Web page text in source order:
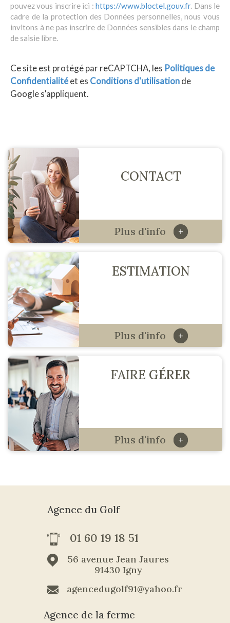
pouvez vous inscrire ici :https://www.bloctel.gouv.fr. Dans le
cadre de la protection des Données personnelles, nous vous
invitons à ne pas inscrire de Données sensibles dans le champ
de saisie libre.
Ce site est protégé par reCAPTCHA, les Politiques de
Confidentialitéet es Conditions d'utilisationde
Google s'appliquent.
CONTACT
Plus d'info +
ESTIMATION
Plus d'info +
FAIRE GÉRER
Plus d'info +
Agence du Golf
01 60 19 18 51
56 avenue Jean Jaures
91430 Igny
agencedugolf91@yahoo.fr
Agence de la ferme